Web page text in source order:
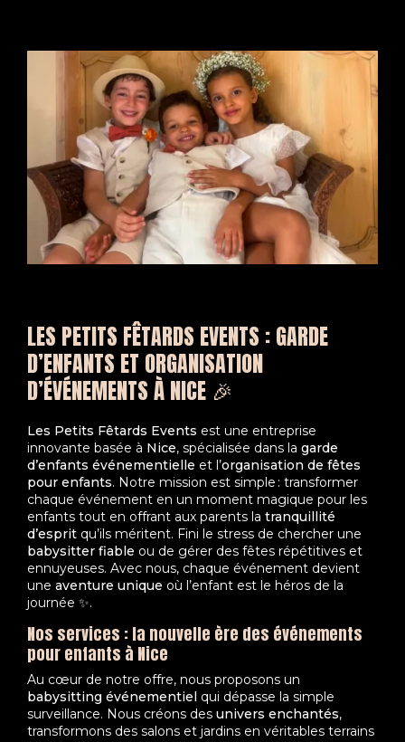
LES PETITS FÊTARDS EVENTS : GARDE
D’ENFANTS ET ORGANISATION
D’ÉVÉNEMENTS À NICE 🎉
Les Petits Fêtards Events est une entreprise
innovante basée à Nice, spécialisée dans la garde
d’enfants événementielle et l’organisation de fêtes
pour enfants. Notre mission est simple : transformer
chaque événement en un moment magique pour les
enfants tout en offrant aux parents la tranquillité
d’esprit qu’ils méritent. Fini le stress de chercher une
babysitter fiable ou de gérer des fêtes répétitives et
ennuyeuses. Avec nous, chaque événement devient
une aventure unique où l’enfant est le héros de la
journée ✨.
Nos services : la nouvelle ère des événements
pour enfants à Nice
Au cœur de notre offre, nous proposons un
babysitting événementiel qui dépasse la simple
surveillance. Nous créons des univers enchantés,
transformons des salons et jardins en véritables terrains